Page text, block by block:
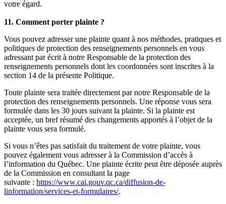
votre égard.
11. Comment porter plainte ?
Vous pouvez adresser une plainte quant à nos méthodes, pratiques et
politiques de protection des renseignements personnels en vous
adressant par écrit à notre Responsable de la protection des
renseignements personnels dont les coordonnées sont inscrites à la
section 14 de la présente Politique.
Toute plainte sera traitée directement par notre Responsable de la
protection des renseignements personnels. Une réponse vous sera
formulée dans les 30 jours suivant la plainte. Si la plainte est
acceptée, un bref résumé des changements apportés à l’objet de la
plainte vous sera formulé.
Si vous n’êtes pas satisfait du traitement de votre plainte, vous
pouvez également vous adresser à la Commission d’accès à
l’information du Québec. Une plainte écrite peut être déposée auprès
de la Commission en consultant la page
suivante : https://www.cai.gouv.qc.ca/diffusion-de-
linformation/services-et-formulaires/.